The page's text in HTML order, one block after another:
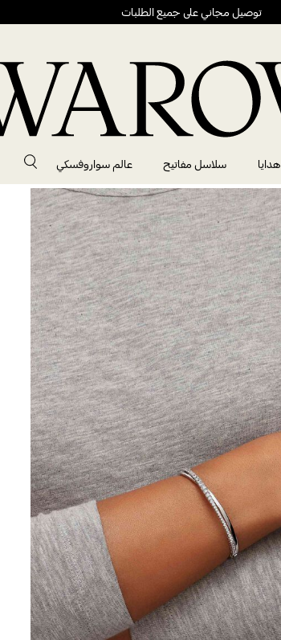
توصيل مجاني على جميع الطلبات
هدايا سلاسل مفاتيح عالم سواروفسكي